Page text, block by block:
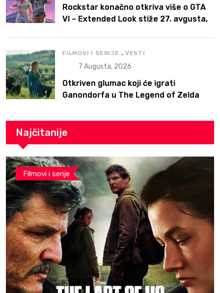
Rockstar konačno otkriva više o GTA
VI – Extended Look stiže 27. avgusta,
FILMOVI I SERIJE , VESTI
7 Augusta, 2026
Otkriven glumac koji će igrati
Ganondorfa u The Legend of Zelda
Najčitanije
Filmovi i serije